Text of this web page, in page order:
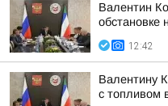
Валентин
обстановке
12:42
Валентину
с топливом